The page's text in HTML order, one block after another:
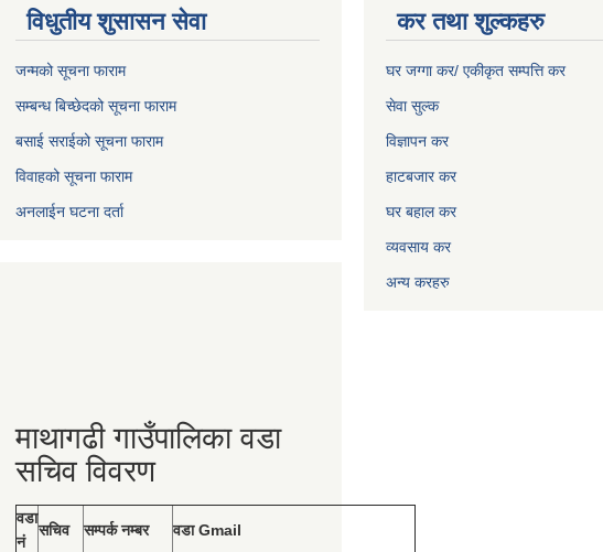
विधुतीय शुसासन सेवा
जन्मको सूचना फाराम
सम्बन्ध बिच्छेदको सूचना फाराम
बसाई सराईको सूचना फाराम
विवाहको सूचना फाराम
अनलाईन घटना दर्ता
माथागढी गाउँपालिका वडा
सचिव विवरण
वडा
नं
सचिव सम्पर्क नम्बर वडा Gmail
कर तथा शुल्कहरु
घर जग्गा कर/ एकीकृत सम्पत्ति कर
सेवा सुल्क
विज्ञापन कर
हाटबजार कर
घर बहाल कर
व्यवसाय कर
अन्य करहरु